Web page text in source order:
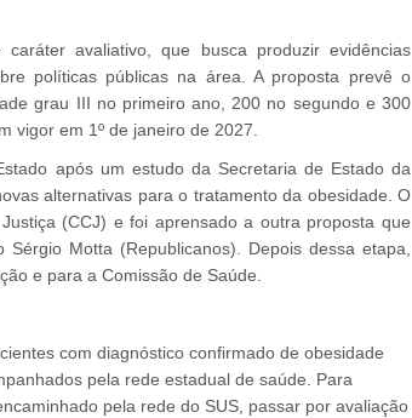
avaliativo, que busca produzir evidências
políticas públicas na área. A proposta prevê o
grau III no primeiro ano, 200 no segundo e 300
vigor em 1º de janeiro de 2027.
após um estudo da Secretaria de Estado da
alternativas para o tratamento da obesidade. O
(CCJ) e foi aprensado a outra proposta que
Motta (Republicanos). Depois dessa etapa,
e para a Comissão de Saúde.
com diagnóstico confirmado de obesidade
pela rede estadual de saúde. Para
pela rede do SUS, passar por avaliação